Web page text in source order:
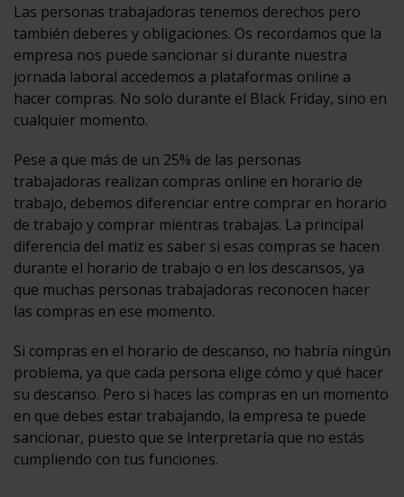
Las personas trabajadoras tenemos derechos pero
también deberes y obligaciones. Os recordamos que la
empresa nos puede sancionar si durante nuestra
jornada laboral accedemos a plataformas online a
hacer compras. No solo durante el Black Friday, sino en
cualquier momento.
Pese a que más de un 25% de las personas
trabajadoras realizan compras online en horario de
trabajo, debemos diferenciar entre comprar en horario
de trabajo y comprar mientras trabajas. La principal
diferencia del matiz es saber si esas compras se hacen
durante el horario de trabajo o en los descansos, ya
que muchas personas trabajadoras reconocen hacer
las compras en ese momento.
Si compras en el horario de descanso, no habría ningún
problema, ya que cada persona elige cómo y qué hacer
su descanso. Pero si haces las compras en un momento
en que debes estar trabajando, la empresa te puede
sancionar, puesto que se interpretaría que no estás
cumpliendo con tus funciones.